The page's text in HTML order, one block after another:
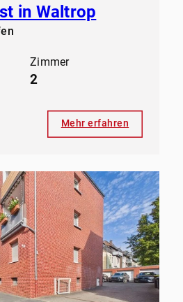
in Waltrop
Zimmer
2
Mehr erfahren